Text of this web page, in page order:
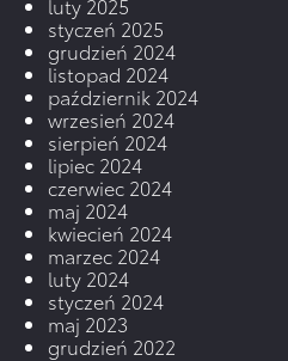
styczeń 2025
grudzień 2024
listopad 2024
październik 2024
wrzesień 2024
sierpień 2024
lipiec 2024
czerwiec 2024
maj 2024
kwiecień 2024
marzec 2024
luty 2024
styczeń 2024
maj 2023
grudzień 2022